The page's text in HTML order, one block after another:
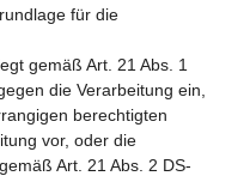
für die
gemäß Art. 21 Abs. 1
die Verarbeitung ein,
berechtigten
vor, oder die
Art. 21 Abs. 2 DS-